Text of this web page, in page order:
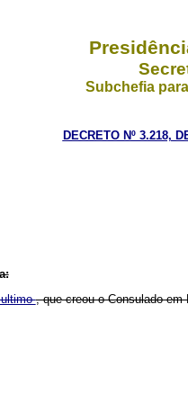
Subchefia
DECRETO Nº 3.218,
ultimo, que creou o Consulado em